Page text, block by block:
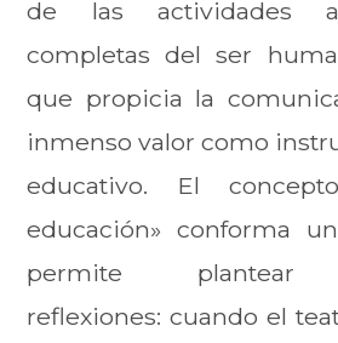
de las actividades
completas del ser
que propicia la
inmenso valor como
educativo. El
educación» conforma
permite plantear
reflexiones: cuando el